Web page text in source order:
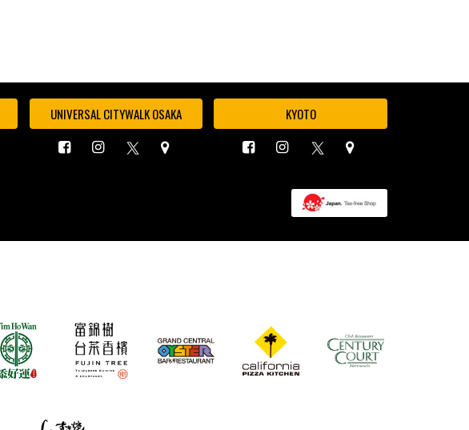
UNIVERSAL CITYWALK OSAKA KYOTO